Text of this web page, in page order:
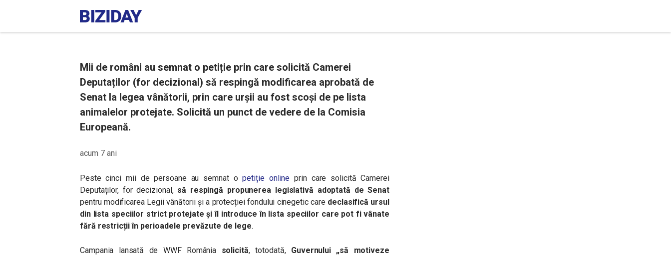
Mii de români au semnat o petiție prin care solicită Camerei
Deputaților (for decizional) să respingă modificarea aprobată de
Senat la legea vânătorii, prin care urșii au fost scoși de pe lista
animalelor protejate. Solicită un punct de vedere de la Comisia
Europeană.
acum 7 ani
Peste cinci mii de persoane au semnat opetiție online prin care solicită Camerei
Deputaților, for decizional, să respingă propunerea legislativă adoptată de Senat
pentru modificarea Legii vânătorii și a protecției fondului cinegetic care declasifică ursul
din lista speciilor strict protejate și îl introduce în lista speciilor care pot fi vânate
fără restricții în perioadele prevăzute de lege.
Campania lansată de WWF România solicită, totodată, Guvernului „să motiveze